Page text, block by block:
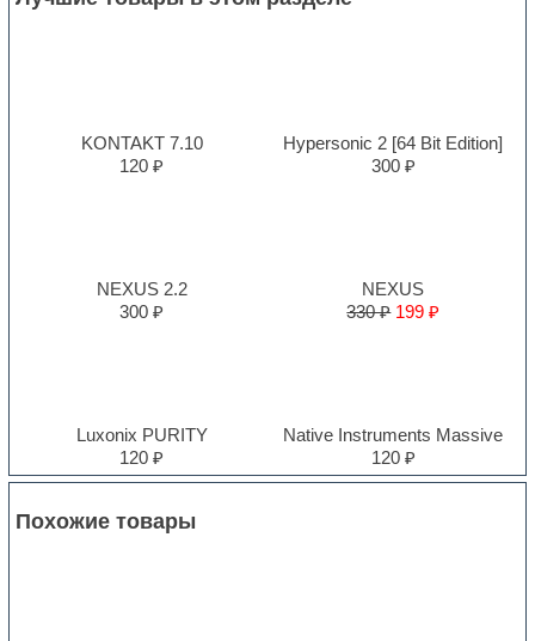
KONTAKT 7.10
120 ₽
Hypersonic 2 [64 Bit Edition]
300 ₽
NEXUS 2.2
300 ₽
NEXUS
330 ₽ 199 ₽
Luxonix PURITY
120 ₽
Native Instruments Massive
120 ₽
Похожие товары